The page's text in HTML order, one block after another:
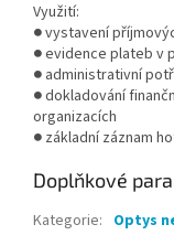
Využití:
●vystavení
●evidence plateb v
● administrativní
●dokladování
organizacích
● základní záznam
Doplňkové
Kategorie: Optys